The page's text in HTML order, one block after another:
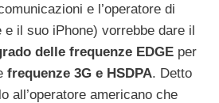
e l’operatore di
e il suo iPhone) vorrebbe dare il
delle frequenze EDGE per
frequenze 3G e HSDPA. Detto
all’operatore americano che